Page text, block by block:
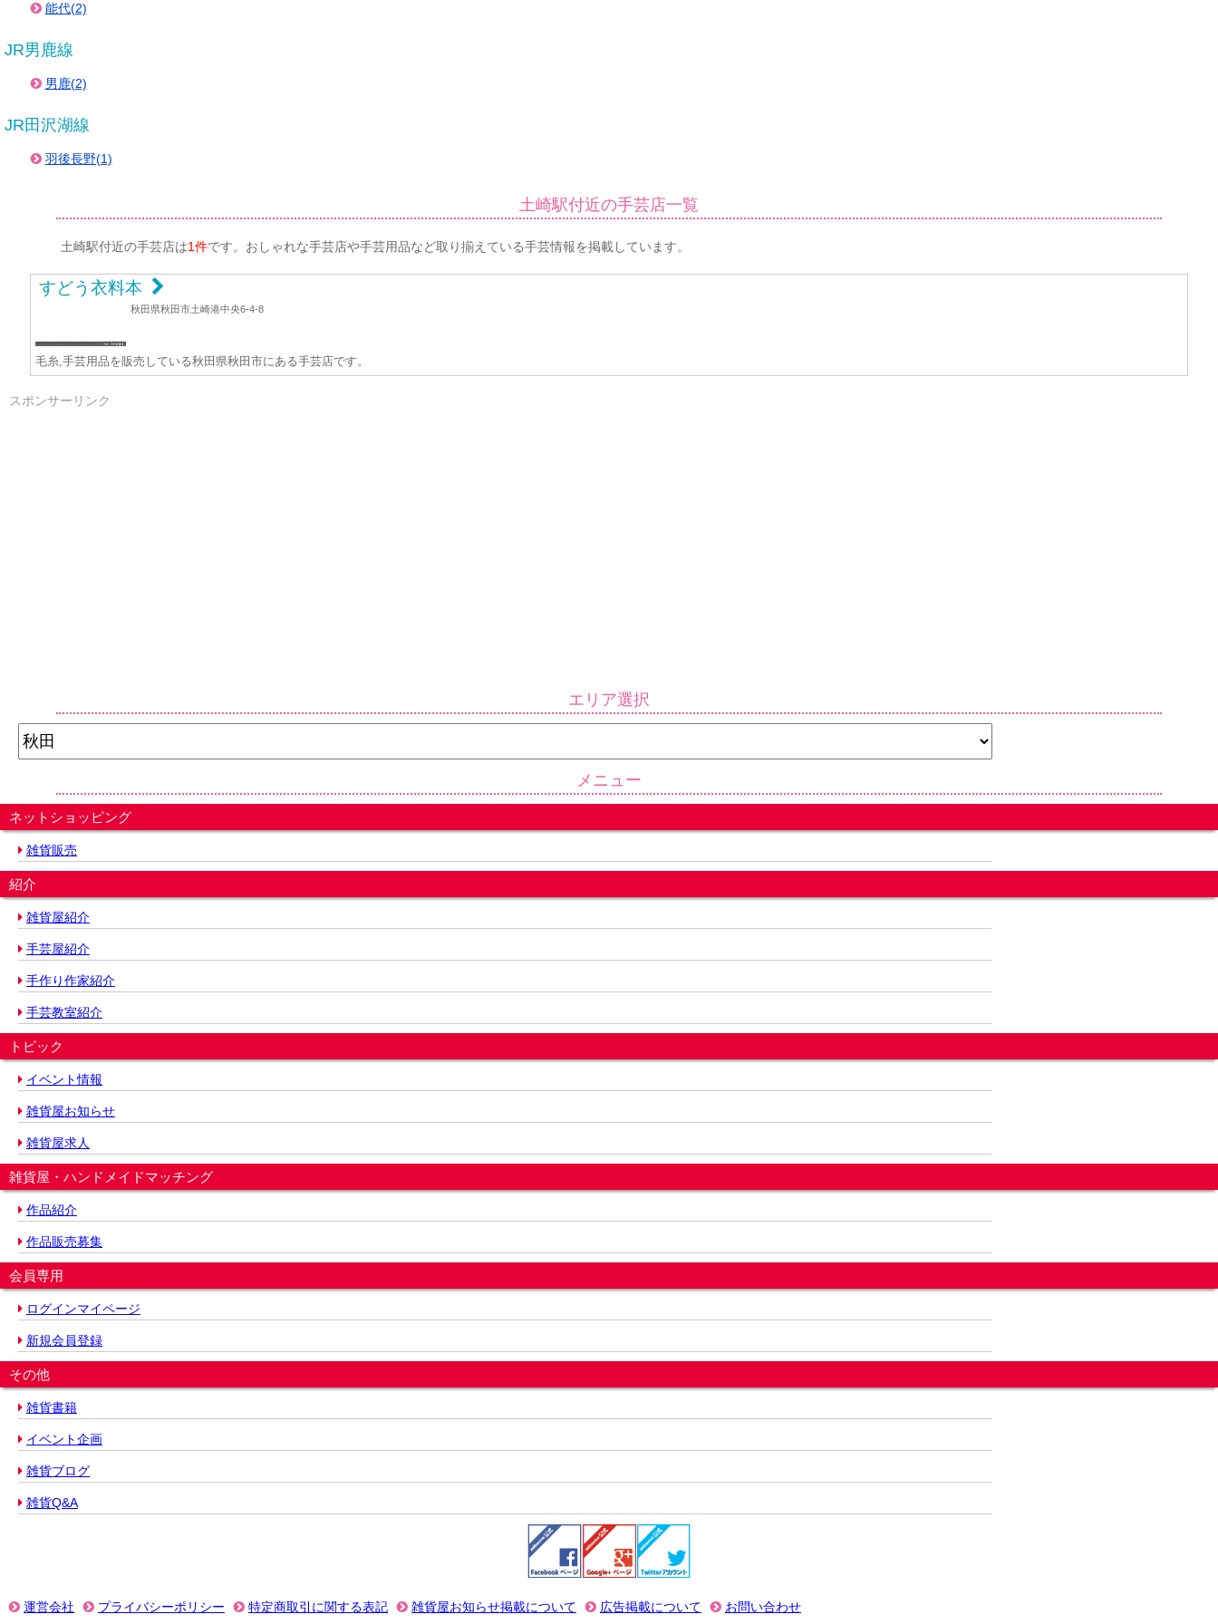
能代(2)
JR男鹿線
男鹿(2)
JR田沢湖線
羽後長野(1)
土崎駅付近の手芸店一覧
土崎駅付近の手芸店は1件です。おしゃれな手芸店や手芸用品など取り揃えている手芸情報を掲載しています。
すどう衣料本
秋田県秋田市土崎港中央6-4-8
毛糸,手芸用品を販売している秋田県秋田市にある手芸店です。
スポンサーリンク
エリア選択
メニュー
ネットショッピング
雑貨販売
紹介
雑貨屋紹介
手芸屋紹介
手作り作家紹介
手芸教室紹介
トピック
イベント情報
雑貨屋お知らせ
雑貨屋求人
雑貨屋・ハンドメイドマッチング
作品紹介
作品販売募集
会員専用
ログインマイページ
新規会員登録
その他
雑貨書籍
イベント企画
雑貨ブログ
雑貨Q&A
運営会社 プライバシーポリシー 特定商取引に関する表記 雑貨屋お知らせ掲載について 広告掲載について お問い合わせ